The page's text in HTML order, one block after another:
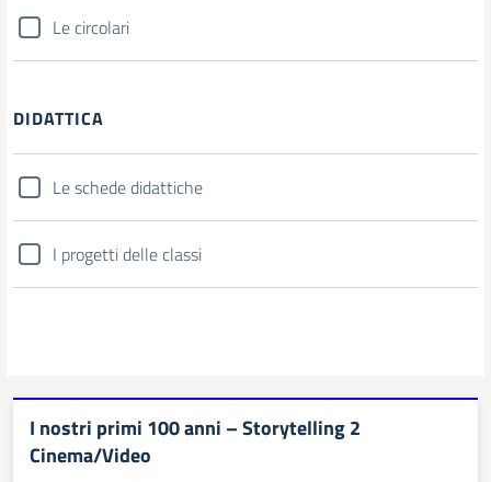
Le circolari
DIDATTICA
Le schede didattiche
I progetti delle classi
I nostri primi 100 anni – Storytelling 2
Cinema/Video